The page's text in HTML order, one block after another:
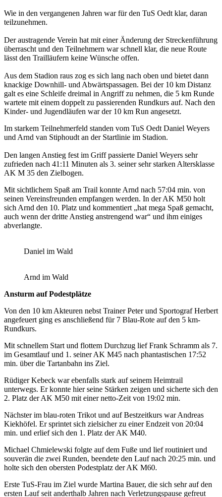
Wie in den vergangenen Jahren war für den TuS Oedt klar, daran
teilzunehmen.
Der austragende Verein hat mit einer Änderung der Streckenführung
überrascht und den Teilnehmern war schnell klar, die neue Route
lässt den Trailläufern keine Wünsche offen.
Aus dem Stadion raus zog es sich lang nach oben und bietet dann
knackige Downhill- und Abwärtspassagen. Bei der 10 km Distanz
galt es eine Schleife dreimal in Angriff zu nehmen, die 5 km Runde
wartete mit einem doppelt zu passierenden Rundkurs auf. Nach den
Kinder- und Jugendläufen war der 10 km Run angesetzt.
Im starkem Teilnehmerfeld standen vom TuS Oedt Daniel Weyers
und Arnd van Stiphoudt an der Startlinie im Stadion.
Den langen Anstieg fest im Griff passierte Daniel Weyers sehr
zufrieden nach 41:11 Minuten als 3. seiner sehr starken Altersklasse
AK M 35 den Zielbogen.
Mit sichtlichem Spaß am Trail konnte Arnd nach 57:04 min. von
seinen Vereinsfreunden empfangen werden. In der AK M50 holt
sich Arnd den 10. Platz und kommentiert „hat mega Spaß gemacht,
auch wenn der dritte Anstieg anstrengend war“ und ihm einiges
abverlangte.
Daniel im Wald
Arnd im Wald
Ansturm auf Podestplätze
Von den 10 km Akteuren nebst Trainer Peter und Sportograf Herbert
angefeuert ging es anschließend für 7 Blau-Rote auf den 5 km-
Rundkurs.
Mit schnellem Start und flottem Durchzug lief Frank Schramm als 7.
im Gesamtlauf und 1. seiner AK M45 nach phantastischen 17:52
min. über die Tartanbahn ins Ziel.
Rüdiger Kebeck war ebenfalls stark auf seinem Heimtrail
unterwegs. Er konnte hier seine Stärken zeigen und sicherte sich den
2. Platz der AK M50 mit einer netto-Zeit von 19:02 min.
Nächster im blau-roten Trikot und auf Bestzeitkurs war Andreas
Kiekhöfel. Er sprintet sich zielsicher zu einer Endzeit von 20:04
min. und erlief sich den 1. Platz der AK M40.
Michael Chmielewski folgte auf dem Fuße und lief routiniert und
souverän die zwei Runden, beendete den Lauf nach 20:25 min. und
holte sich den obersten Podestplatz der AK M60.
Erste TuS-Frau im Ziel wurde Martina Bauer, die sich sehr auf den
ersten Lauf seit anderthalb Jahren nach Verletzungspause gefreut